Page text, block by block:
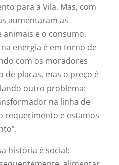
para a Vila. Mas, com
aumentaram as
e o consumo.
energia é em torno de
com os moradores
placas, mas o preço é
outro problema:
na linha de
requerimento e estamos
história é social: